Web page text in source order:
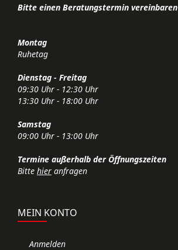
Bitte einen Beratungstermin vereinbaren
Montag
Ruhetag
Dienstag - Freitag
09:30 Uhr - 12:30 Uhr
13:30 Uhr - 18:00 Uhr
Samstag
09:00 Uhr - 13:00 Uhr
Termine außerhalb der Öffnungszeiten
Bitte hier anfragen
MEIN KONTO
Anmelden